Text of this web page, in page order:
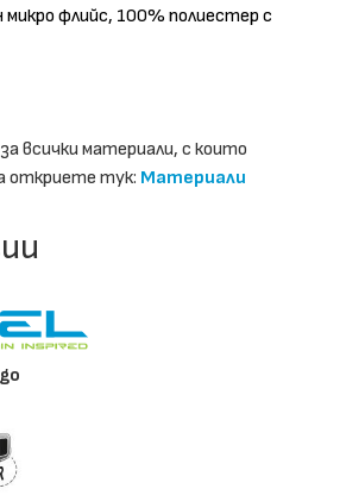
микро флийс, 100% полиестер с
всички материали, с които
откриете тук: Материали